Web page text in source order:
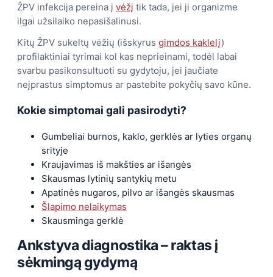
ŽPV infekcija pereina į vėžį tik tada, jei ji organizme
ilgai užsilaiko nepasišalinusi.
Kitų ŽPV sukeltų vėžių (išskyrus gimdos kaklelį)
profilaktiniai tyrimai kol kas neprieinami, todėl labai
svarbu pasikonsultuoti su gydytoju, jei jaučiate
neįprastus simptomus ar pastebite pokyčių savo kūne.
Kokie simptomai gali pasirodyti?
Gumbeliai burnos, kaklo, gerklės ar lyties organų
srityje
Kraujavimas iš makšties ar išangės
Skausmas lytinių santykių metu
Apatinės nugaros, pilvo ar išangės skausmas
Šlapimo nelaikymas
Skausminga gerklė
Ankstyva diagnostika – raktas į
sėkmingą gydymą